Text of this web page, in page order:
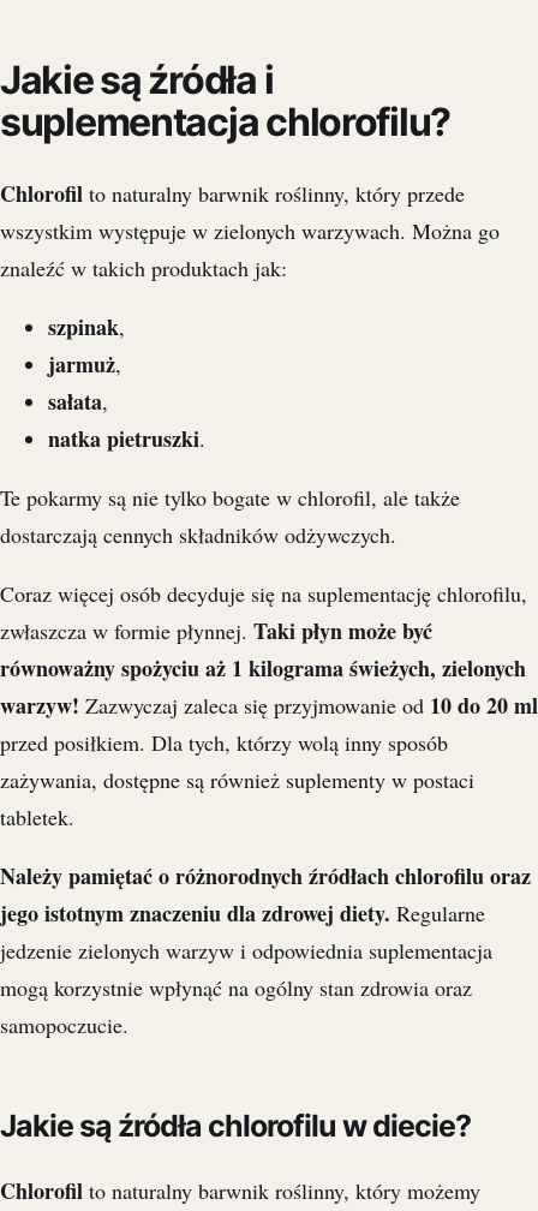
Jakie są źródła i
suplementacja chlorofilu?
Chlorofil to naturalny barwnik roślinny, który przede
wszystkim występuje w zielonych warzywach. Można go
znaleźć w takich produktach jak:
szpinak,
jarmuż,
sałata,
natka pietruszki.
Te pokarmy są nie tylko bogate w chlorofil, ale także
dostarczają cennych składników odżywczych.
Coraz więcej osób decyduje się na suplementację chlorofilu,
zwłaszcza w formie płynnej. Taki płyn może być
równoważny spożyciu aż 1 kilograma świeżych, zielonych
warzyw! Zazwyczaj zaleca się przyjmowanie od 10 do 20 ml
przed posiłkiem. Dla tych, którzy wolą inny sposób
zażywania, dostępne są również suplementy w postaci
tabletek.
Należy pamiętać o różnorodnych źródłach chlorofilu oraz
jego istotnym znaczeniu dla zdrowej diety. Regularne
jedzenie zielonych warzyw i odpowiednia suplementacja
mogą korzystnie wpłynąć na ogólny stan zdrowia oraz
samopoczucie.
Jakie są źródła chlorofilu w diecie?
Chlorofil to naturalny barwnik roślinny, który możemy